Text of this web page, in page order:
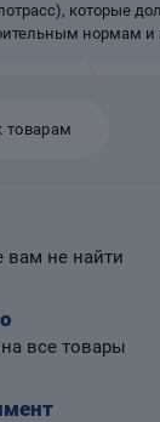
которые
нормам и
товарам
вам не найти
на все товары